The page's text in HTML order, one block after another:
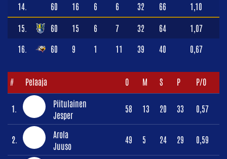
14. 60 16 6 6 32 66 1,10
15. 60 15 6 7 32 64 1,07
16. 60 9 1 11 39 40 0,67
# Pelaaja O M S P P/O
1.
Piitulainen
Jesper
58 13 20 33 0,57
2.
Arola
Juuso
49 5 24 29 0,59